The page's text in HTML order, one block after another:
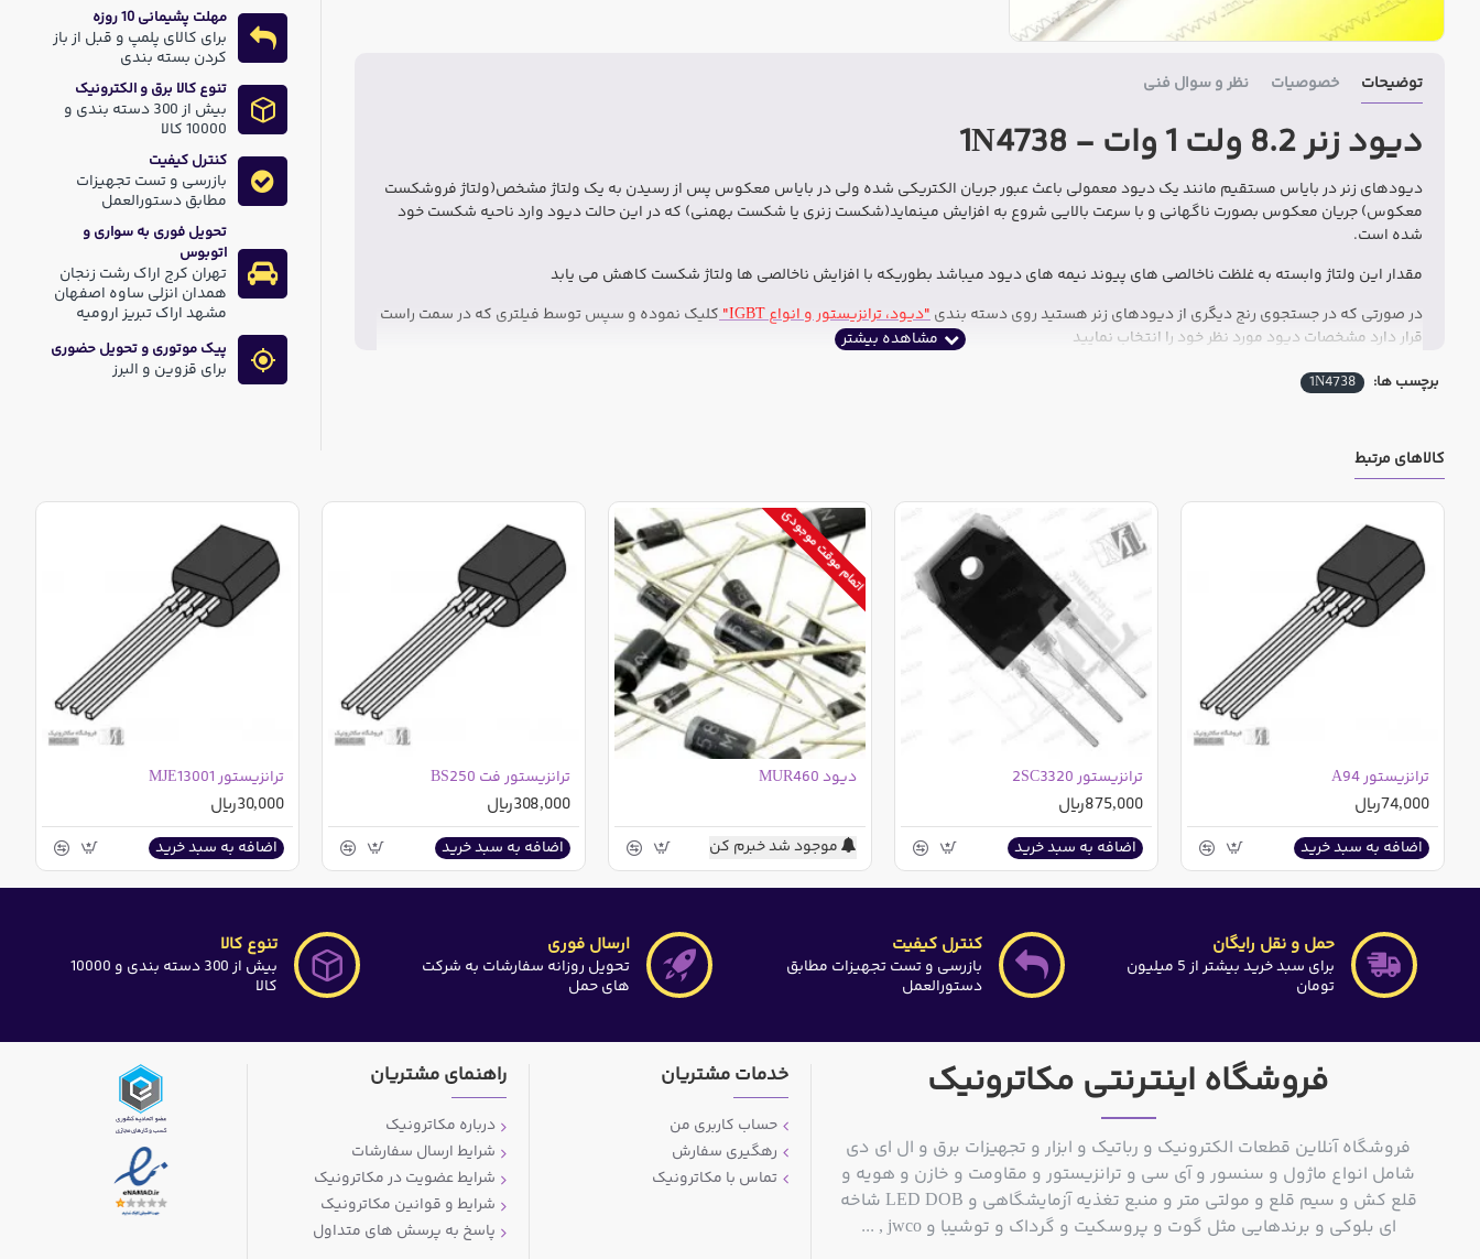
توضیحات خصوصیات نظر و سوال فنی
دیود زنر 8.2 ولت 1 وات - 1N4738
دیودهای زنر در بایاس مستقیم مانند یک دیود معمولی باعث عبور جریان الکتریکی شده ولی در بایاس معکوس پس از رسیدن به یک ولتاژ مشخص(ولتاژ فروشکست
معکوس) جریان معکوس بصورت ناگهانی و با سرعت بالایی شروع به افزایش مینماید(شکست زنری یا شکست بهمنی) که در این حالت دیود وارد ناحیه شکست خود
شده است.
مقدار این ولتاژ وابسته به غلظت ناخالصی های پیوند نیمه های دیود میباشد بطوریکه با افزایش ناخالصی ها ولتاژ شکست کاهش می یابد
در صورتی که در جستجوی رنج دیگری از دیودهای زنر هستید روی دسته بندی"دیود، ترانزیستور و انواع IGBT"
کلیک نموده و سپس توسط فیلتری که در سمت راست
قرار دارد مشخصات دیود مورد نظر خود را انتخاب نمایید
برچسب ها: 1N4738
مهلت پشیمانی 10 روزه
برای کالای پلمپ و قبل از باز
کردن بسته بندی
تنوع کالا برق و الکترونیک
بیش از 300 دسته بندی و
10000 کالا
کنترل کیفیت
بازرسی و تست تجهیزات
مطابق دستورالعمل
تحویل فوری به سواری و
اتوبوس
تهران کرج اراک رشت زنجان
همدان انزلی ساوه اصفهان
مشهد اراک تبریز ارومیه
پیک موتوری و تحویل حضوری
برای قزوین و البرز
کالاهای مرتبط
ترانزیستور A94
74,000ریال
اضافه به سبد خرید
ترانزیستور 2SC3320
875,000ریال
اضافه به سبد خرید
اتمام موقت موجودی
دیود MUR460
موجود شد خبرم کن
ترانزیستور فت BS250
308,000ریال
اضافه به سبد خرید
ترانزیستور MJE13001
30,000ریال
اضافه به سبد خرید
حمل و نقل رایگان
برای سبد خرید بیشتر از 5 میلیون
تومان
کنترل کیفیت
بازرسی و تست تجهیزات مطابق
دستورالعمل
ارسال فوری
تحویل روزانه سفارشات به شرکت
های حمل
تنوع کالا
بیش از 300 دسته بندی و 10000
کالا
فروشگاه اینترنتی مکاترونیک
فروشگاه آنلاین قطعات الکترونیک و رباتیک و ابزار و تجهیزات برق و ال ای دی
شامل انواع ماژول و سنسور و آی سی و ترانزیستور و مقاومت و خازن و هویه و
قلع کش و سیم قلع و مولتی متر و منبع تغذیه آزمایشگاهی و LED DOB شاخه
ای بلوکی و برندهایی مثل گوت و پروسکیت و گرداک و توشیبا و jwco , ...
خدمات مشتریان
حساب کاربری من
رهگیری سفارش
تماس با مکاترونیک
راهنمای مشتریان
درباره مکاترونیک
شرایط ارسال سفارشات
شرایط عضویت در مکاترونیک
شرایط و قوانین مکاترونیک
پاسخ به پرسش های متداول